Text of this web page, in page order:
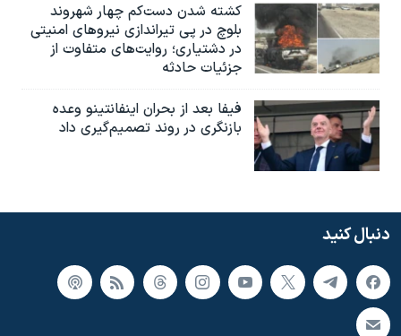
کشته شدن دست‌کم چهار شهروند
بلوچ در پی تیراندازی نیروهای امنیتی
در دشتیاری؛ روایت‌های متفاوت از
جزئیات حادثه
فیفا بعد از بحران اینفانتینو وعده
بازنگری در روند تصمیم‌گیری داد
دنبال کنید